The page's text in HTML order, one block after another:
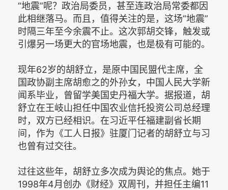
“地震”呢？政治局委员，甚至连政治局常委都因
此相继落马。而且，值得关注的是，这场“地震”
时隔三年至今余震不止。这次郭胡交锋，触发或
引爆另一场更大的官场地震，也是极有可能的。
现年62岁的胡舒立，是原中国民盟代主席，全
国政协副主席胡愈之的外孙女，中国人民大学新
闻系毕业，曾留学美国史丹福大学。据报道，胡
舒立在王岐山担任中国农业信托投资公司总经理
时，双方已经相识。在习近平任福建副省长期
间，作为《工人日报》驻厦门记者的胡舒立与习
也曾有过交往。
过往这些年，胡舒立多次成为舆论的焦点。她于
1998年4月创办《财经》双周刊，并担任主编11